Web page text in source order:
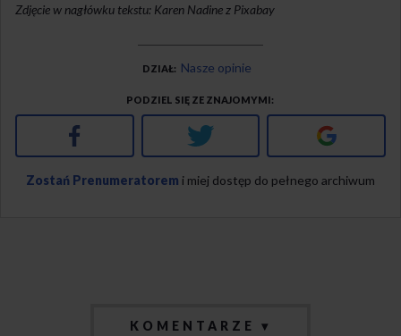
Zdjęcie w nagłówku tekstu: Karen Nadine z Pixabay
DZIAŁ Nasze opinie
PODZIEL SIĘ ZE ZNAJOMYMI
Facebook Twitter Google+
Zostań Prenumeratorem i miej dostęp do pełnego archiwum
KOMENTARZE ▾